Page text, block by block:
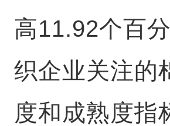
高11.92个百
织企业关注的
度和成熟度指